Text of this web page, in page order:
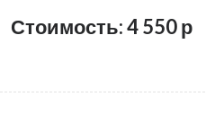
Стоимость: 4 550р